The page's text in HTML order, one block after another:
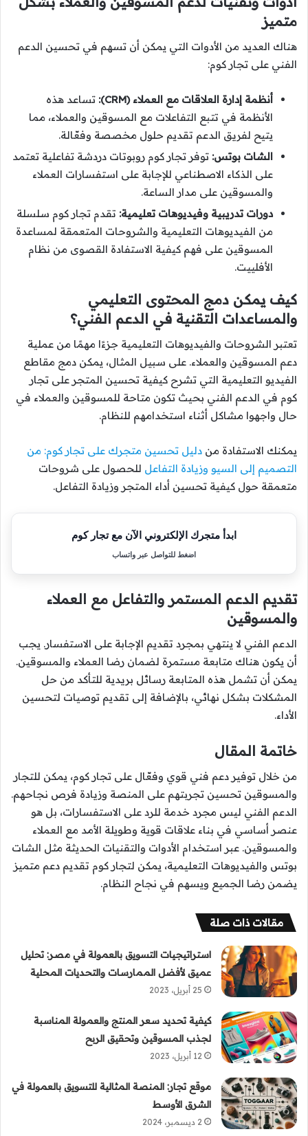
متميز
هناك العديد من الأدوات التي يمكن أن تسهم في تحسين الدعم
الفني على تجار كوم:
أنظمة إدارة العلاقات مع العملاء (CRM):
تساعد هذه
الأنظمة في تتبع التفاعلات مع المسوقين والعملاء، مما
يتيح لفريق الدعم تقديم حلول مخصصة وفعّالة.
الشات بوتس: توفر تجار كوم روبوتات دردشة تفاعلية تعتمد
على الذكاء الاصطناعي للإجابة على استفسارات العملاء
والمسوقين على مدار الساعة.
دورات تدريبية وفيديوهات تعليمية: تقدم تجار كوم سلسلة
من الفيديوهات التعليمية والشروحات المتعمقة لمساعدة
المسوقين على فهم كيفية الاستفادة القصوى من نظام
الأفلييت.
كيف يمكن دمج المحتوى التعليمي
والمساعدات التقنية في الدعم الفني؟
تعتبر الشروحات والفيديوهات التعليمية جزءًا مهمًا من عملية
دعم المسوقين والعملاء. على سبيل المثال، يمكن دمج مقاطع
الفيديو التعليمية التي تشرح كيفية تحسين المتجر على تجار
كوم في الدعم الفني بحيث تكون متاحة للمسوقين والعملاء في
حال واجهوا مشاكل أثناء استخدامهم للنظام.
يمكنك الاستفادة من دليل تحسين متجرك على تجار كوم: من
التصميم إلى السيو وزيادة التفاعل للحصول على شروحات
متعمقة حول كيفية تحسين أداء المتجر وزيادة التفاعل.
ابدأ متجرك الإلكتروني الآن مع تجار كوم
اضغط للتواصل عبر واتساب
تقديم الدعم المستمر والتفاعل مع العملاء
والمسوقين
الدعم الفني لا ينتهي بمجرد تقديم الإجابة على الاستفسار. يجب
أن يكون هناك متابعة مستمرة لضمان رضا العملاء والمسوقين.
يمكن أن تشمل هذه المتابعة رسائل بريدية للتأكد من حل
المشكلات بشكل نهائي، بالإضافة إلى تقديم توصيات لتحسين
الأداء.
خاتمة المقال
من خلال توفير دعم فني قوي وفعّال على تجار كوم، يمكن للتجار
والمسوقين تحسين تجربتهم على المنصة وزيادة فرص نجاحهم.
الدعم الفني ليس مجرد خدمة للرد على الاستفسارات، بل هو
عنصر أساسي في بناء علاقات قوية وطويلة الأمد مع العملاء
والمسوقين. عبر استخدام الأدوات والتقنيات الحديثة مثل الشات
بوتس والفيديوهات التعليمية، يمكن لتجار كوم تقديم دعم متميز
يضمن رضا الجميع ويسهم في نجاح النظام.
مقالات ذات صلة
استراتيجيات التسويق بالعمولة في مصر: تحليل
عميق لأفضل الممارسات والتحديات المحلية
25 أبريل، 2023
كيفية تحديد سعر المنتج والعمولة المناسبة
لجذب المسوقين وتحقيق الربح
12 أبريل، 2023
موقع تجار: المنصة المثالية للتسويق بالعمولة في
الشرق الأوسط
2 ديسمبر، 2024